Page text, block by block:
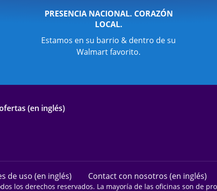
PRESENCIA NACIONAL. CORAZÓN
LOCAL.
Estamos en su barrio & dentro de su
Walmart favorito.
(en inglés)
de uso (en inglés) Contact con nosotros (en inglés)
los derechos reservados. La mayoría de las oficinas son de